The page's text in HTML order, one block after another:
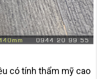
có tính thẩm mỹ cao